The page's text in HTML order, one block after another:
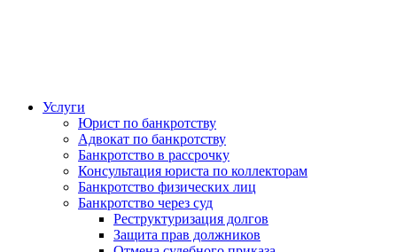
Услуги
Юрист по банкротству
Адвокат по банкротству
Банкротство в рассрочку
Консультация юриста по коллекторам
Банкротство физических лиц
Банкротство через суд
Реструктуризация долгов
Защита прав должников